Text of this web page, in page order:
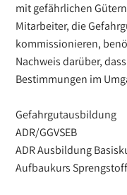
mit gefährlichen
Mitarbeiter, die
kommissionieren,
Nachweis darüber,
Bestimmungen im
Gefahrgutausbildung
ADR/GGVSEB
ADR Ausbildung
Aufbaukurs Sprengstoff